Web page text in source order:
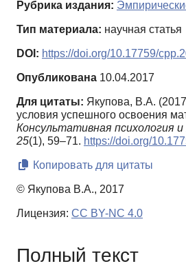
Рубрика издания:
Тип материала: научная статья
DOI: https://doi.org/10.17759/
Опубликована 10.04.2017
Для цитаты: Якупова, В.А.
условия успешного освоения
Консультативная психология
25(1), 59–71. https://doi.org/
Копировать для цитаты
© Якупова В.А., 2017
Лицензия: CC BY-NC 4.0
Полный текст